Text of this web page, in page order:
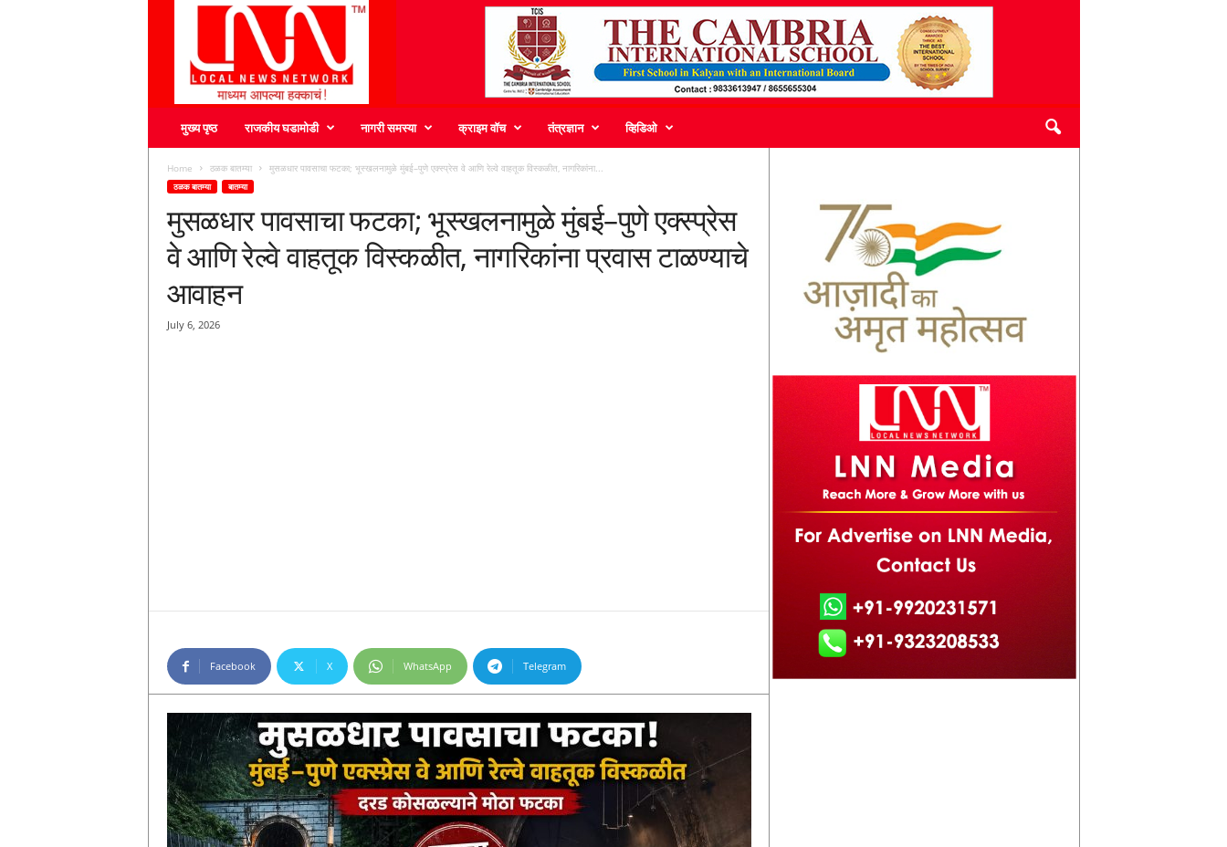
मुख्य पृष्ठ राजकीय घडामोडी नागरी समस्या क्राइम वॉच तंत्रज्ञान व्हिडिओ
Home ठळक बातम्या मुसळधार पावसाचा फटका; भूस्खलनामुळे मुंबई–पुणे एक्स्प्रेस वे आणि रेल्वे वाहतूक विस्कळीत, नागरिकांना...
ठळक बातम्या बातम्या
मुसळधार पावसाचा फटका; भूस्खलनामुळे मुंबई–पुणे एक्स्प्रेस
वे आणि रेल्वे वाहतूक विस्कळीत, नागरिकांना प्रवास टाळण्याचे
आवाहन
July 6, 2026
Facebook X WhatsApp Telegram